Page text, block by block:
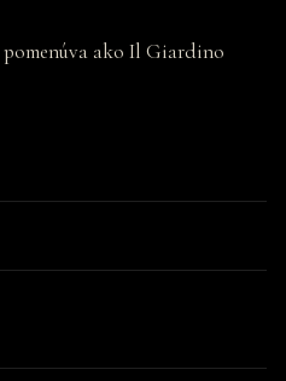
ako Il Giardino